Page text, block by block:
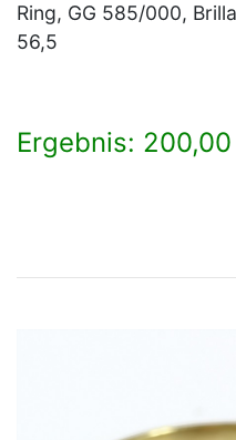
Ring, GG 585/000,
56,5
Ergebnis: